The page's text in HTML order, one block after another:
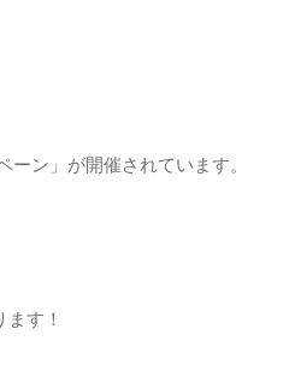
ン」が開催されています。
す！